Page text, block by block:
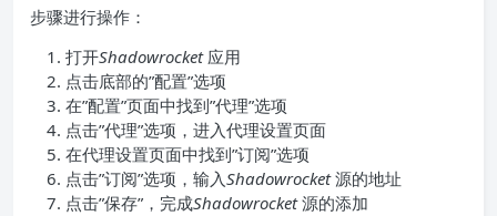
步骤进行操作：
打开Shadowrocket应用
点击底部的”配置”选项
在”配置”页面中找到”代理”选项
点击”代理”选项，进入代理设置页面
在代理设置页面中找到”订阅”选项
点击”订阅”选项，输入Shadowrocket源的地址
点击”保存”，完成Shadowrocket源的添加